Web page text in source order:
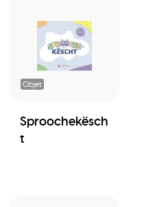
Objet
Sproochekësch
t